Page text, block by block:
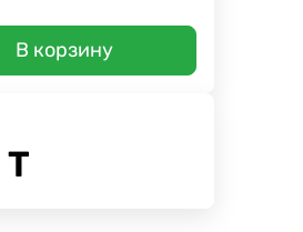
В корзину
Т